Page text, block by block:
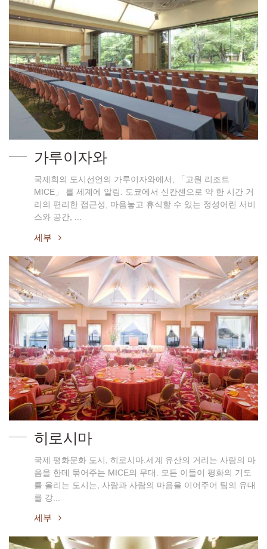
가루이자와
국제회의 도시선언의 가루이자와에서, 「고원 리조트
MICE」 를 세계에 알림. 도쿄에서 신칸센으로 약 한 시간 거
리의 편리한 접근성, 마음놓고 휴식할 수 있는 정성어린 서비
스와 공간, ...
세부
히로시마
국제 평화문화 도시, 히로시마.세계 유산의 거리는 사람의 마
음을 한데 묶어주는 MICE의 무대. 모든 이들이 평화의 기도
를 올리는 도시는, 사람과 사람의 마음을 이어주어 팀의 유대
를 강...
세부